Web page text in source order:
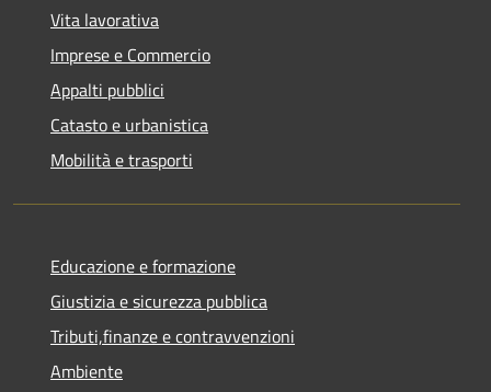
Vita lavorativa
Imprese e Commercio
Appalti pubblici
Catasto e urbanistica
Mobilità e trasporti
Educazione e formazione
Giustizia e sicurezza pubblica
Tributi,finanze e contravvenzioni
Ambiente